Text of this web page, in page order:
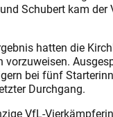
Schubert kam der
hatten die
vorzuweisen.
bei fünf
Durchgang.
VfL-